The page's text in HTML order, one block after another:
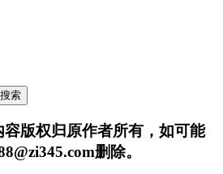
版权归原作者所有，如可能
删除。